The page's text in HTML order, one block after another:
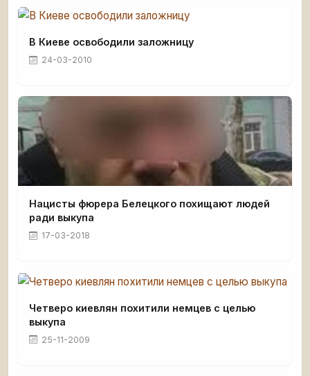
В Киеве освободили заложницу
24-03-2010
Нацисты фюрера Белецкого похищают людей
ради выкупа
17-03-2018
Четверо киевлян похитили немцев с целью
выкупа
25-11-2009